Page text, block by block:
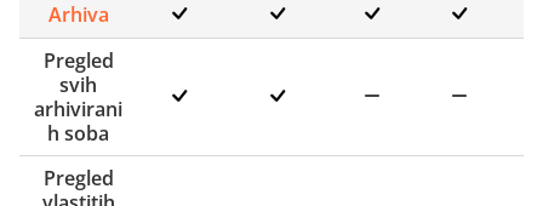
Arhiva
Pregled
svih
arhivirani
h soba
Pregled